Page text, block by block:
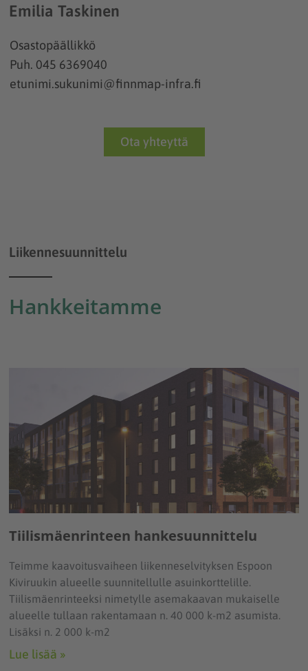
Emilia Taskinen
Osastopäällikkö
Puh. 045 6369040
etunimi.sukunimi@finnmap-infra.fi
Ota yhteyttä
Liikennesuunnittelu
Hankkeitamme
Tiilismäenrinteen hankesuunnittelu
Teimme kaavoitusvaiheen liikenneselvityksen Espoon
Kiviruukin alueelle suunnitellulle asuinkorttelille.
Tiilismäenrinteeksi nimetylle asemakaavan mukaiselle
alueelle tullaan rakentamaan n. 40 000 k-m2 asumista.
Lisäksi n. 2 000 k-m2
Lue lisää »